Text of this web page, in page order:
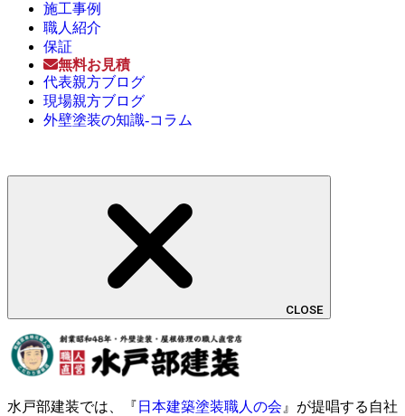
施工事例
職人紹介
保証
無料お見積
代表親方ブログ
現場親方ブログ
外壁塗装の知識-コラム
CLOSE
水戸部建装では、『 日本建築塗装職人の会 』が提唱する自社